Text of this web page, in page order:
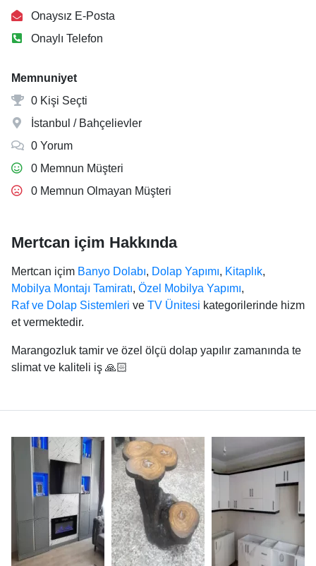
Onaysız E-Posta
Onaylı Telefon
Memnuniyet
0 Kişi Seçti
İstanbul / Bahçelievler
0 Yorum
0 Memnun Müşteri
0 Memnun Olmayan Müşteri
Mertcan içim Hakkında
Mertcan içim Banyo Dolabı, Dolap Yapımı, Kitaplık,
Mobilya Montajı Tamiratı, Özel Mobilya Yapımı,
Raf ve Dolap Sistemleri ve TV Ünitesi kategorilerinde hizm
et vermektedir.
Marangozluk tamir ve özel ölçü dolap yapılır zamanında te
slimat ve kaliteli iş 🙏🏻